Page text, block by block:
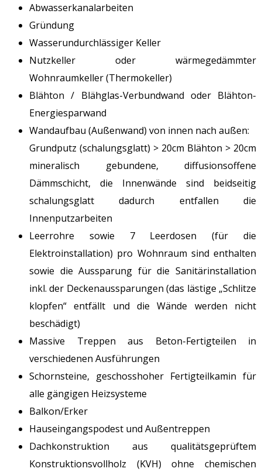
Abwasserkanalarbeiten
Gründung
Wasserundurchlässiger Keller
Nutzkeller oder wärmegedämmter
Wohnraumkeller (Thermokeller)
Blähton / Blähglas-Verbundwand oder Blähton-
Energiesparwand
Wandaufbau (Außenwand) von innen nach außen:
Grundputz (schalungsglatt) > 20cm Blähton > 20cm
mineralisch gebundene, diffusionsoffene
Dämmschicht, die Innenwände sind beidseitig
schalungsglatt dadurch entfallen die
Innenputzarbeiten
Leerrohre sowie 7 Leerdosen (für die
Elektroinstallation) pro Wohnraum sind enthalten
sowie die Aussparung für die Sanitärinstallation
inkl. der Deckenaussparungen (das lästige „Schlitze
klopfen“ entfällt und die Wände werden nicht
beschädigt)
Massive Treppen aus Beton-Fertigteilen in
verschiedenen Ausführungen
Schornsteine, geschosshoher Fertigteilkamin für
alle gängigen Heizsysteme
Balkon/Erker
Hauseingangspodest und Außentreppen
Dachkonstruktion aus qualitätsgeprüftem
Konstruktionsvollholz (KVH) ohne chemischen